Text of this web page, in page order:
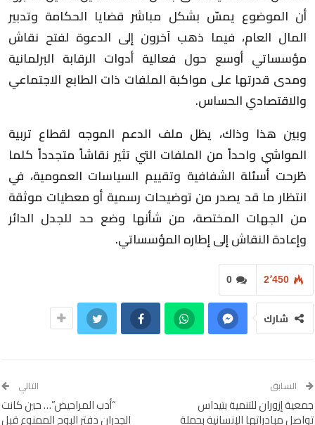
أن الموضوع يمسّ بشكل مباشر قضايا الحكامة وتدبير
المال العام، فيما ذهب آخرون إلى الدعوة لفتح نقاش
مؤسساتي أوسع حول فعالية أدوات الرقابة البرلمانية
ومدى قدرتها على مواكبة الملفات ذات الطابع الاجتماعي
والاقتصادي الحساس.
وبين هذا وذاك، يظل ملف الدعم الموجه لقطاع تربية
المواشي واحداً من الملفات التي تثير نقاشاً متجدداً كلما
طُرحت أسئلة الشفافية وتقييم السياسات العمومية، في
انتظار ما قد يصدر من توضيحات رسمية أو معطيات موثقة
من الجهات المختصة، من شأنها وضع حد للجدل الدائر
وإعادة النقاش إلى إطاره المؤسساتي.
0 2٬450
شارك
السابق
جمعية إزوران للتنمية بتيداس
تواصل مبادراتها الإنسانية بحملة
التالي
“أدب المراحيض”… حين كانت
الجدران دفتر البوح الممنوع قبل